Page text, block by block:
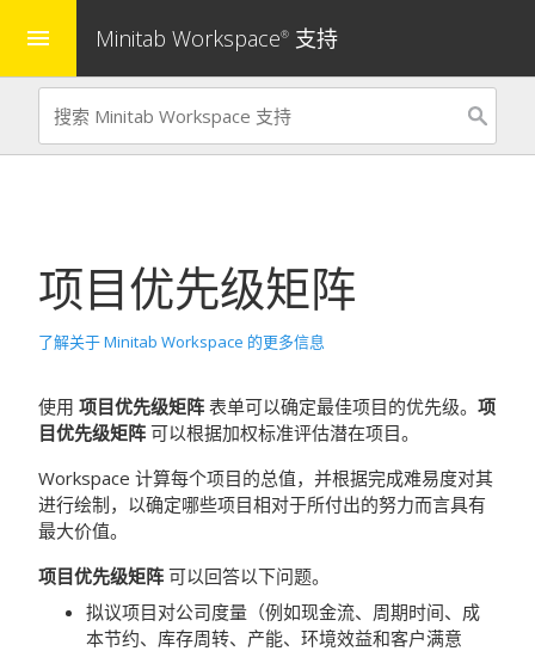
menu Minitab Workspace® 支持
项目优先级矩阵
了解关于 Minitab Workspace 的更多信息
使用 项目优先级矩阵 表单可以确定最佳项目的优先级。 项
目优先级矩阵 可以根据加权标准评估潜在项目。
Workspace 计算每个项目的总值，并根据完成难易度对其
进行绘制，以确定哪些项目相对于所付出的努力而言具有
最大价值。
项目优先级矩阵 可以回答以下问题。
拟议项目对公司度量（例如现金流、周期时间、成
本节约、库存周转、产能、环境效益和客户满意